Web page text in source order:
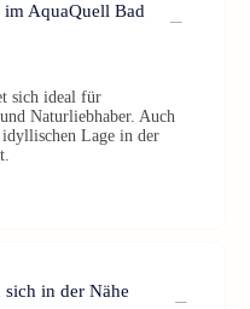
AquaQuell Bad
sich ideal für
Naturliebhaber. Auch
Lage in der
in der Nähe